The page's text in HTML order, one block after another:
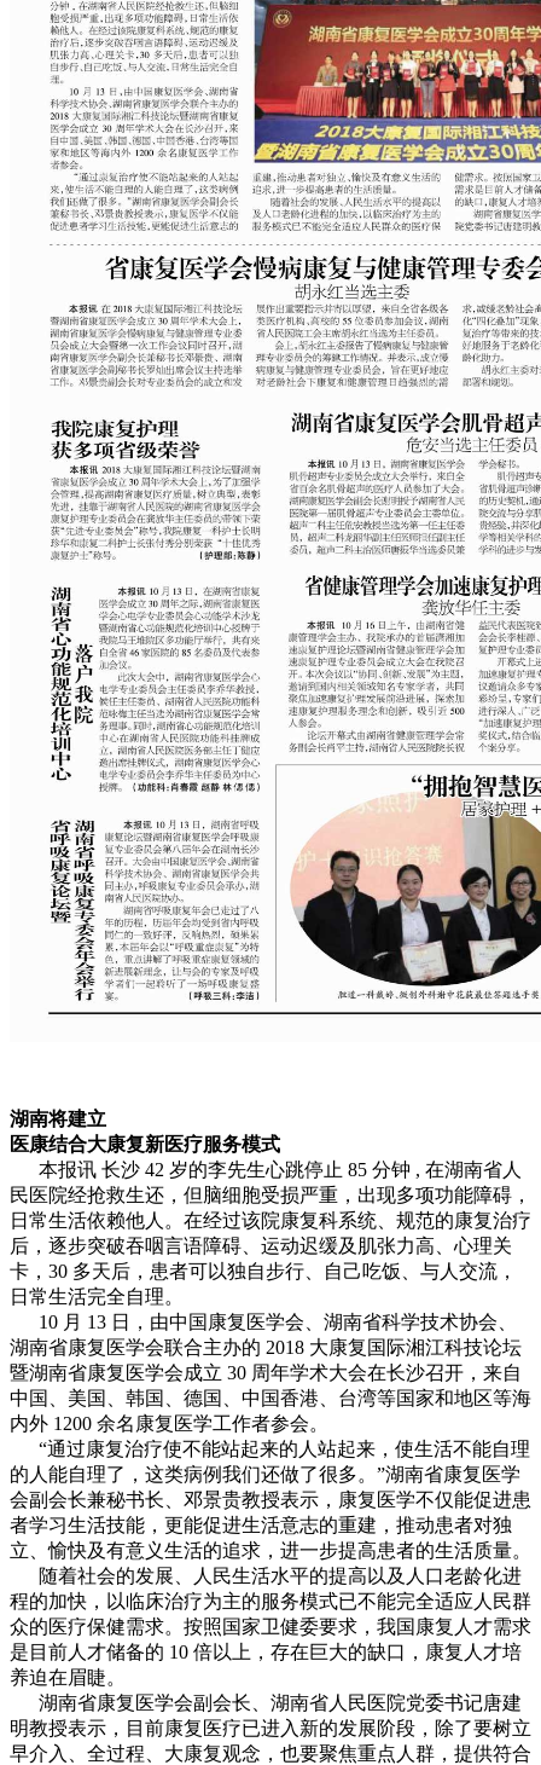
湖南将建立
医康结合大康复新医疗服务模式
本报讯 长沙 42 岁的李先生心跳停止 85 分钟 , 在湖南省人
民医院经抢救生还，但脑细胞受损严重，出现多项功能障碍，
日常生活依赖他人。在经过该院康复科系统、规范的康复治疗
后，逐步突破吞咽言语障碍、运动迟缓及肌张力高、心理关
卡，30 多天后，患者可以独自步行、自己吃饭、与人交流，
日常生活完全自理。
10 月 13 日，由中国康复医学会、湖南省科学技术协会、
湖南省康复医学会联合主办的 2018 大康复国际湘江科技论坛
暨湖南省康复医学会成立 30 周年学术大会在长沙召开，来自
中国、美国、韩国、德国、中国香港、台湾等国家和地区等海
内外 1200 余名康复医学工作者参会。
“通过康复治疗使不能站起来的人站起来，使生活不能自理
的人能自理了，这类病例我们还做了很多。”湖南省康复医学
会副会长兼秘书长、邓景贵教授表示，康复医学不仅能促进患
者学习生活技能，更能促进生活意志的重建，推动患者对独
立、愉快及有意义生活的追求，进一步提高患者的生活质量。
随着社会的发展、人民生活水平的提高以及人口老龄化进
程的加快，以临床治疗为主的服务模式已不能完全适应人民群
众的医疗保健需求。按照国家卫健委要求，我国康复人才需求
是目前人才储备的 10 倍以上，存在巨大的缺口，康复人才培
养迫在眉睫。
湖南省康复医学会副会长、湖南省人民医院党委书记唐建
明教授表示，目前康复医疗已进入新的发展阶段，除了要树立
早介入、全过程、大康复观念，也要聚焦重点人群，提供符合